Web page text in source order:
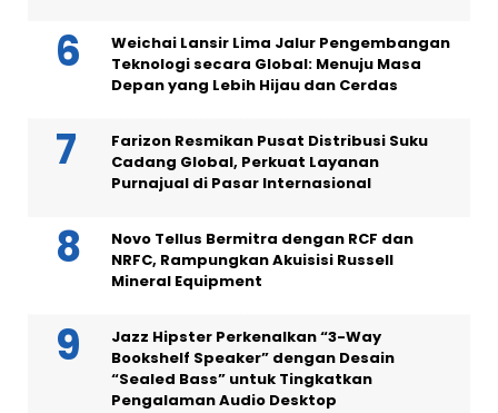
Weichai Lansir Lima Jalur Pengembangan
Teknologi secara Global: Menuju Masa
Depan yang Lebih Hijau dan Cerdas
Farizon Resmikan Pusat Distribusi Suku
Cadang Global, Perkuat Layanan
Purnajual di Pasar Internasional
Novo Tellus Bermitra dengan RCF dan
NRFC, Rampungkan Akuisisi Russell
Mineral Equipment
Jazz Hipster Perkenalkan “3-Way
Bookshelf Speaker” dengan Desain
“Sealed Bass” untuk Tingkatkan
Pengalaman Audio Desktop